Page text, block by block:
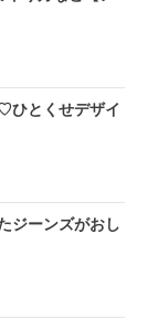
ひとくせデザイ
ジーンズがおし